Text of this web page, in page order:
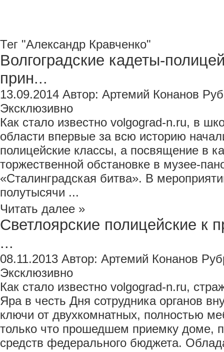
Тег "Александр Кравченко"
Волгоградские кадеты-
прин...
13.09.2014 Автор: Артемий Конанов
Эксклюзивно
Как стало известно volgograd-n.ru, в
области впервые за всю историю
полицейские классы, а посвящение в
торжественной обстановке в музее-
«Сталинградская битва». В
полутысячи ...
Читать далее »
Светлоярские полицейские к
...
08.11.2013 Автор: Артемий Конанов
Эксклюзивно
Как стало известно volgograd-n.ru,
Яра в честь Дня сотрудника органов
ключи от двухкомнатных, полностью
только что прошедшем приемку доме,
средств федерального бюджета.